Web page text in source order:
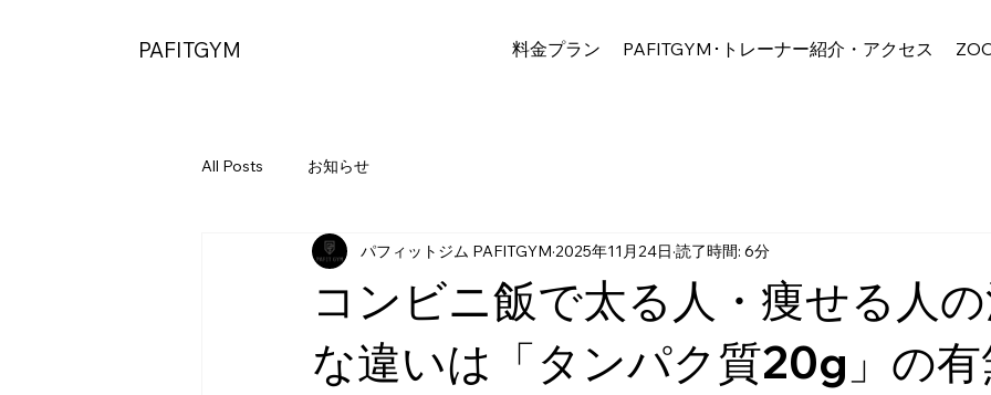
PAFITGYM 料金プラン PAFITGYM･トレーナー紹介・アクセス
All Posts お知らせ
コンビニ飯で太る人・痩せる人
な違いは「タンパク質20g」の
パフィットジム PAFITGYM 2025年11月24日 読了時間: 6分